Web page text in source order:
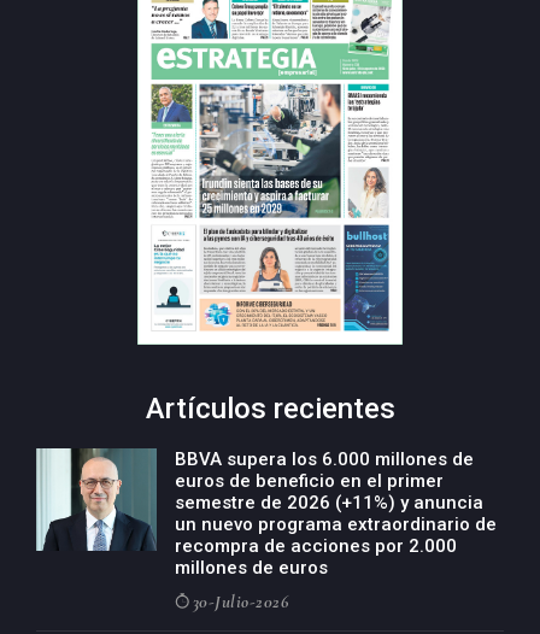
Artículos recientes
BBVA supera los 6.000 millones de
euros de beneficio en el primer
semestre de 2026 (+11%) y anuncia
un nuevo programa extraordinario de
recompra de acciones por 2.000
millones de euros
30-Julio-2026